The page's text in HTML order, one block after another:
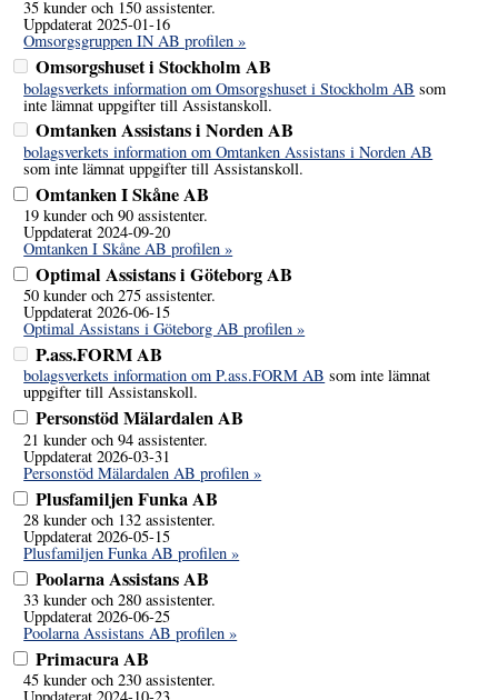
35 kunder och 150 assistenter.
Uppdaterat 2025-01-16
Omsorgsgruppen IN AB profilen »
Omsorgshuset i Stockholm AB
bolagsverkets information om Omsorgshuset i Stockholm AB som
inte lämnat uppgifter till Assistanskoll.
Omtanken Assistans i Norden AB
bolagsverkets information om Omtanken Assistans i Norden AB
som inte lämnat uppgifter till Assistanskoll.
Omtanken I Skåne AB
19 kunder och 90 assistenter.
Uppdaterat 2024-09-20
Omtanken I Skåne AB profilen »
Optimal Assistans i Göteborg AB
50 kunder och 275 assistenter.
Uppdaterat 2026-06-15
Optimal Assistans i Göteborg AB profilen »
P.ass.FORM AB
bolagsverkets information om P.ass.FORM AB som inte lämnat
uppgifter till Assistanskoll.
Personstöd Mälardalen AB
21 kunder och 94 assistenter.
Uppdaterat 2026-03-31
Personstöd Mälardalen AB profilen »
Plusfamiljen Funka AB
28 kunder och 132 assistenter.
Uppdaterat 2026-05-15
Plusfamiljen Funka AB profilen »
Poolarna Assistans AB
33 kunder och 280 assistenter.
Uppdaterat 2026-06-25
Poolarna Assistans AB profilen »
Primacura AB
45 kunder och 230 assistenter.